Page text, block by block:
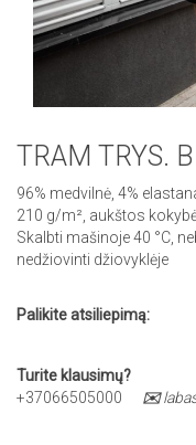
TRAM TRYS.
96% medvilnė, 4%
210 g/m², aukštos
Skalbti mašinoje 40 °C,
nedžiovinti džiovyklėje
Palikite atsiliepimą:
Turite klausimų?
+37066505000
✉️